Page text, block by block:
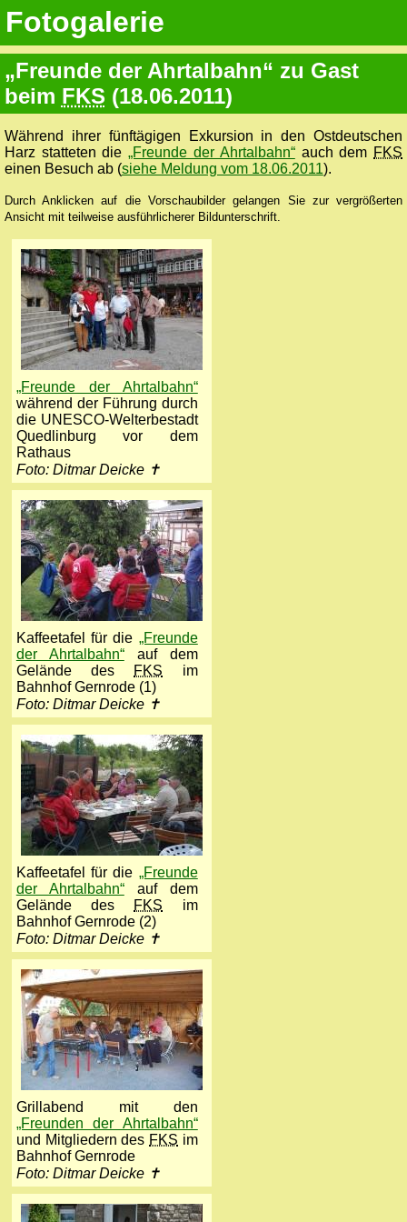
Fotogalerie
„Freunde der Ahrtalbahn“ zu Gast
beim FKS (18.06.2011)
Während ihrer fünftägigen Exkursion in den Ostdeutschen
Harz statteten die„Freunde der Ahrtalbahn“auch dem FKS
einen Besuch ab (siehe Meldung vom 18.06.2011).
Durch Anklicken auf die Vorschaubilder gelangen Sie zur vergrößerten
Ansicht mit teilweise ausführlicherer Bildunterschrift.
„Freunde der Ahrtalbahn“
während der Führung durch
die UNESCO-Welterbestadt
Quedlinburg vor dem
Rathaus
Foto: Ditmar Deicke ✝
Kaffeetafel für die „Freunde
der Ahrtalbahn“auf dem
Gelände des FKS im
Bahnhof Gernrode (1)
Foto: Ditmar Deicke ✝
Kaffeetafel für die „Freunde
der Ahrtalbahn“auf dem
Gelände des FKS im
Bahnhof Gernrode (2)
Foto: Ditmar Deicke ✝
Grillabend mit den
„Freunden der Ahrtalbahn“
und Mitgliedern des FKS im
Bahnhof Gernrode
Foto: Ditmar Deicke ✝